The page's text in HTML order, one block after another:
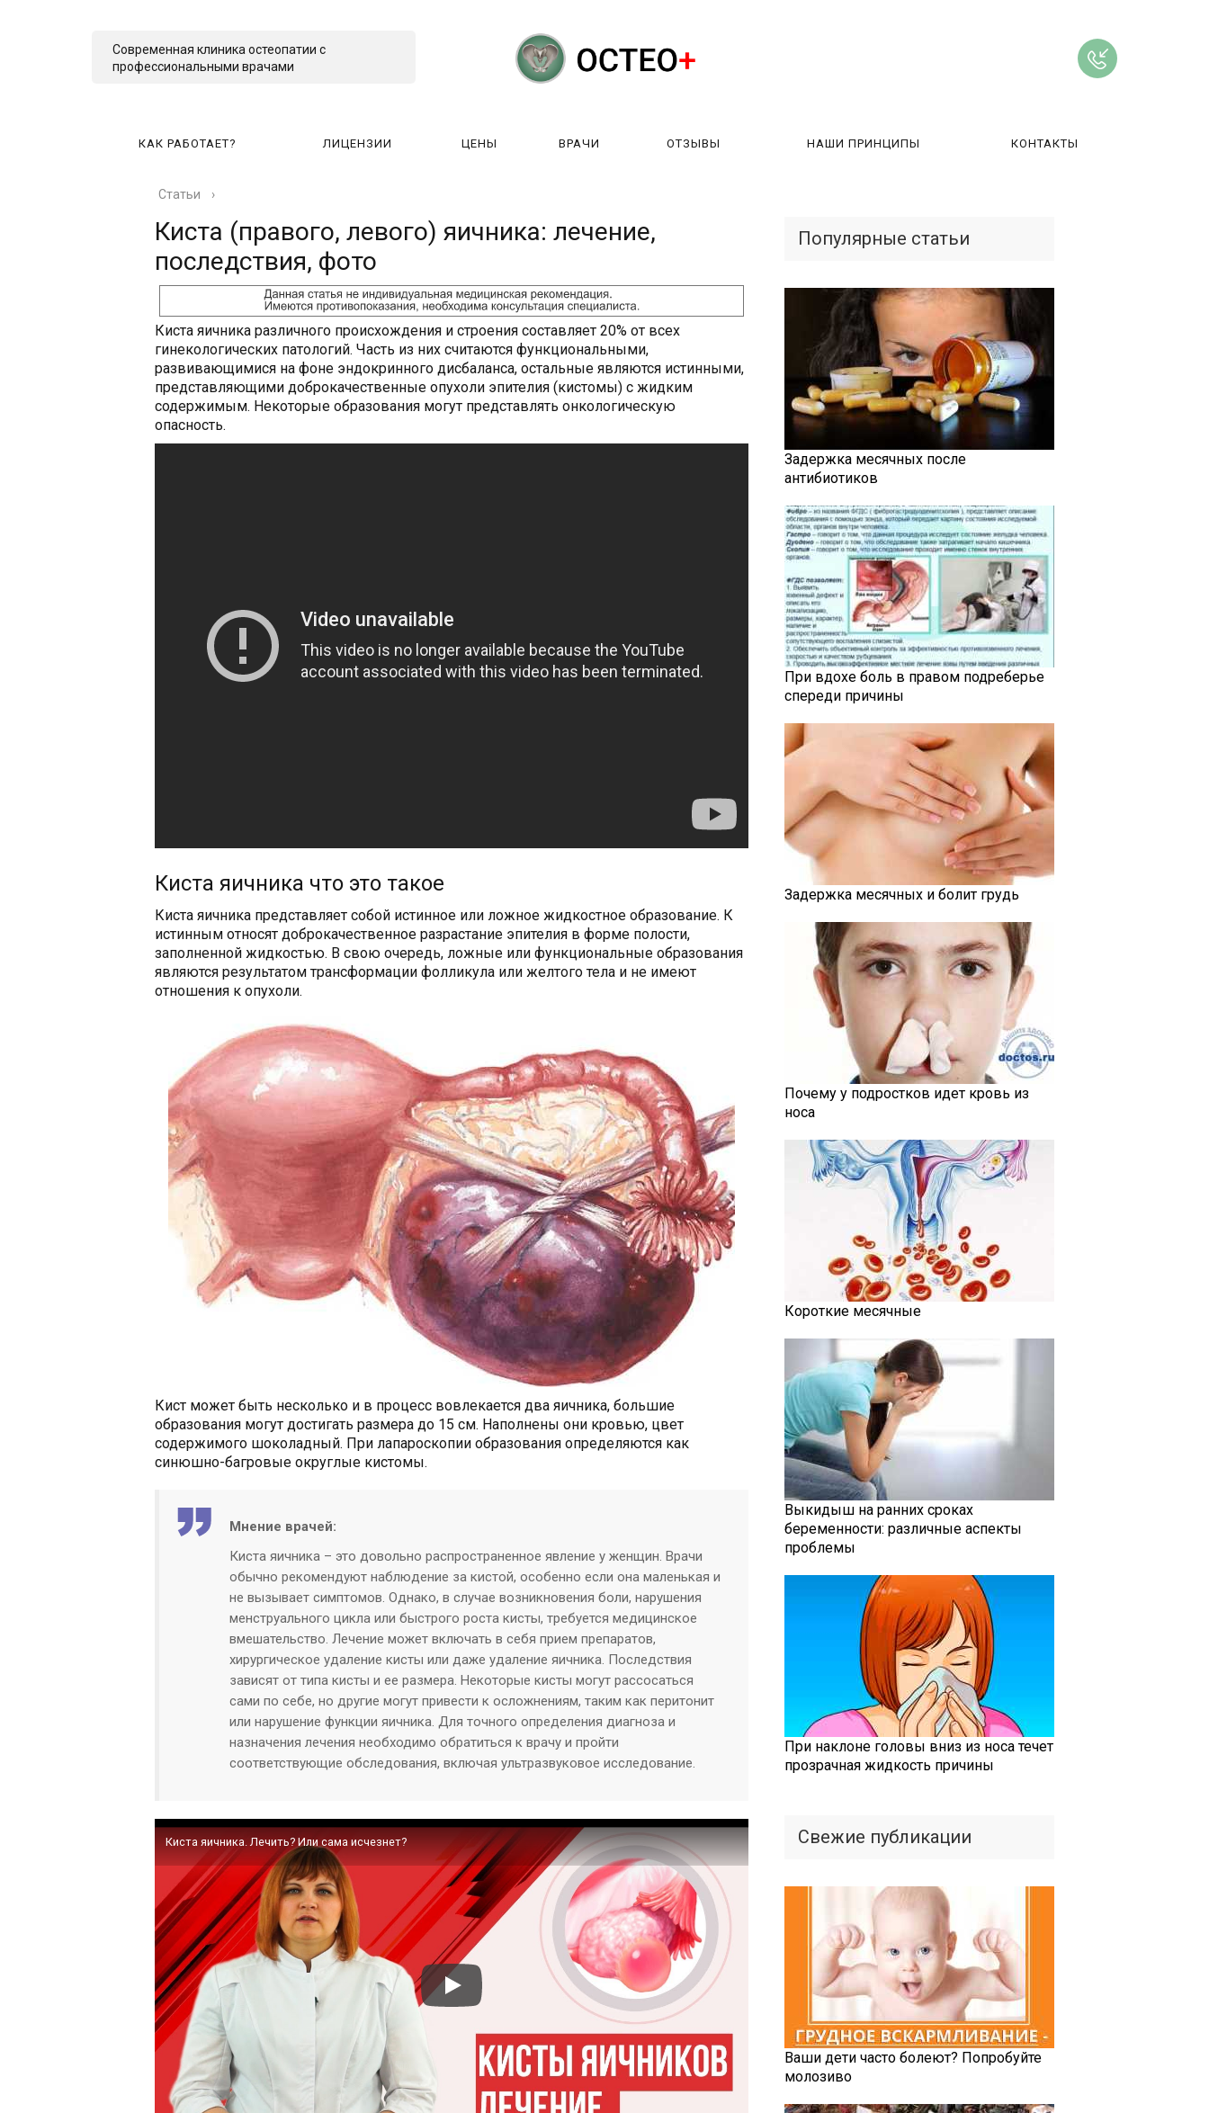
Современная клиника остеопатии с
профессиональными врачами
КАК РАБОТАЕТ? ЛИЦЕНЗИИ ЦЕНЫ ВРАЧИ ОТЗЫВЫ НАШИ ПРИНЦИПЫ КОНТАКТЫ
КАК РАБОТАЕТ?
Статьи ›
Киста (правого, левого) яичника: лечение,
последствия, фото
Киста яичника различного происхождения и строения составляет 20% от всех
гинекологических патологий. Часть из них считаются функциональными,
развивающимися на фоне эндокринного дисбаланса, остальные являются истинными,
представляющими доброкачественные опухоли эпителия (кистомы) с жидким
содержимым. Некоторые образования могут представлять онкологическую
опасность.
Киста яичника что это такое
Киста яичника представляет собой истинное или ложное жидкостное образование. К
истинным относят доброкачественное разрастание эпителия в форме полости,
заполненной жидкостью. В свою очередь, ложные или функциональные образования
являются результатом трансформации фолликула или желтого тела и не имеют
отношения к опухоли.
Кист может быть несколько и в процесс вовлекается два яичника, большие
образования могут достигать размера до 15 см. Наполнены они кровью, цвет
содержимого шоколадный. При лапароскопии образования определяются как
синюшно-багровые округлые кистомы.
Мнение врачей:
Киста яичника – это довольно распространенное явление у женщин. Врачи
обычно рекомендуют наблюдение за кистой, особенно если она маленькая и
не вызывает симптомов. Однако, в случае возникновения боли, нарушения
менструального цикла или быстрого роста кисты, требуется медицинское
вмешательство. Лечение может включать в себя прием препаратов,
хирургическое удаление кисты или даже удаление яичника. Последствия
зависят от типа кисты и ее размера. Некоторые кисты могут рассосаться
сами по себе, но другие могут привести к осложнениям, таким как перитонит
или нарушение функции яичника. Для точного определения диагноза и
назначения лечения необходимо обратиться к врачу и пройти
соответствующие обследования, включая ультразвуковое исследование.
Киста яичника. Лечить? Или сама исчезнет?
Популярные статьи
Задержка месячных после
антибиотиков
При вдохе боль в правом подреберье
спереди причины
Задержка месячных и болит грудь
Почему у подростков идет кровь из
носа
Короткие месячные
Выкидыш на ранних сроках
беременности: различные аспекты
проблемы
При наклоне головы вниз из носа течет
прозрачная жидкость причины
Свежие публикации
Ваши дети часто болеют? Попробуйте
молозиво